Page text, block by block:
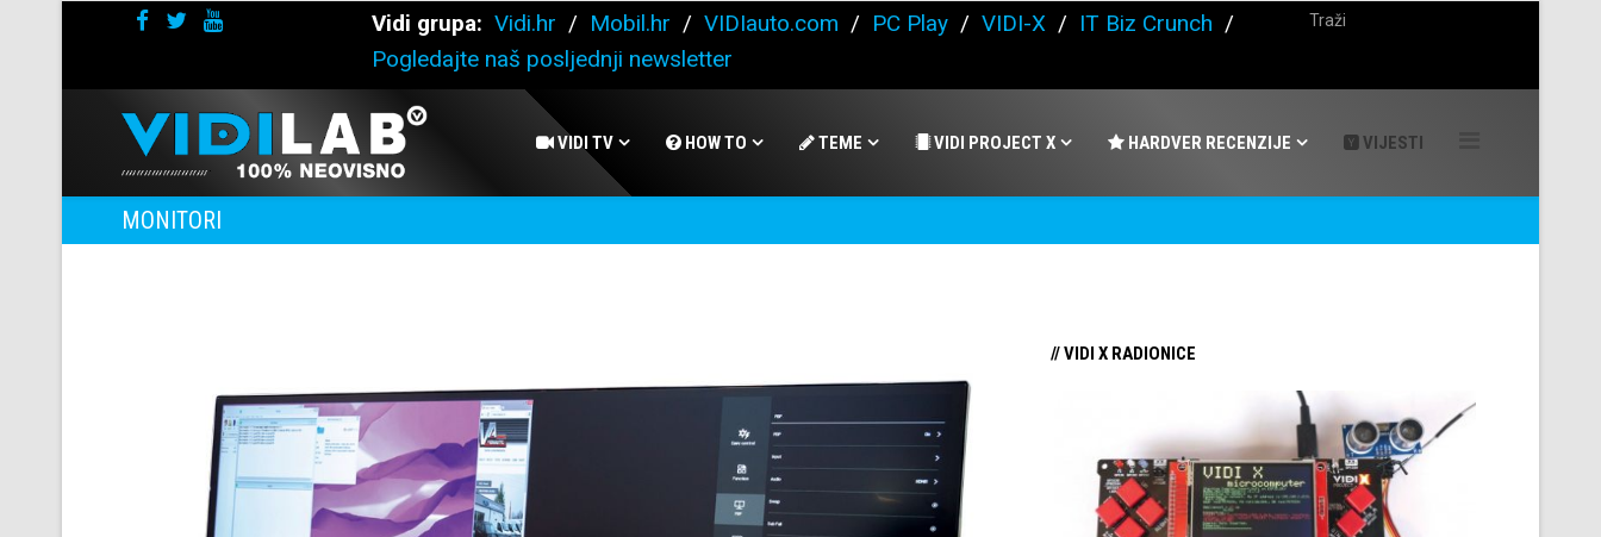
Vidi grupa: Vidi.hr / Mobil.hr / VIDIauto.com / PC Play / VIDI-X / IT Biz Crunch /
Pogledajte naš posljednji newsletter
VIDI TV HOW TO TEME VIDI PROJECT X HARDVER RECENZIJE VIJESTI
MONITORI
// VIDI X RADIONICE